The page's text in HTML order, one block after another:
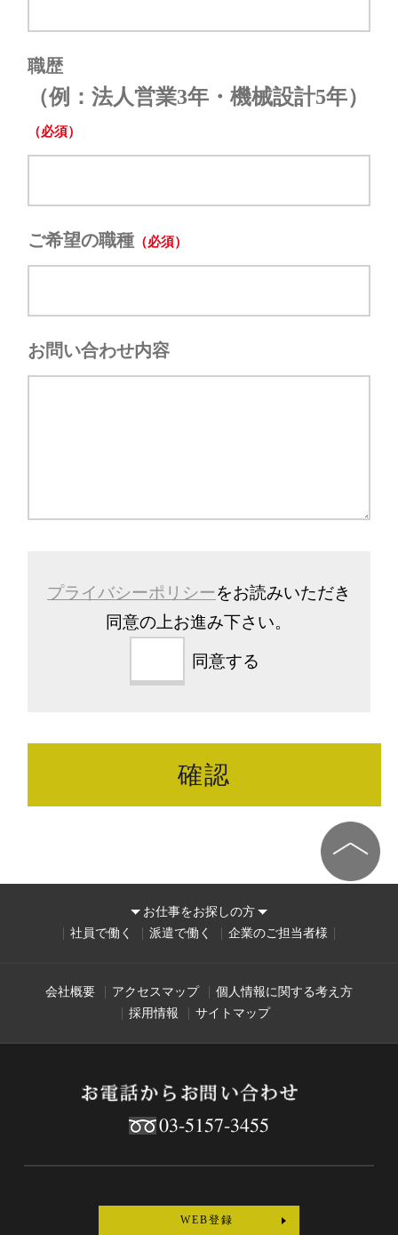
職歴
（例：法人営業3年・機械設計5年）
ご希望の職種
お問い合わせ内容
プライバシーポリシーをお読みいただき
同意の上お進み下さい。
同意する
お仕事をお探しの方
社員で働く
派遣で働く 企業のご担当者様
会社概要 アクセスマップ
個人情報に関する考え方
採用情報
サイトマップ
03-5157-3455
WEB登録